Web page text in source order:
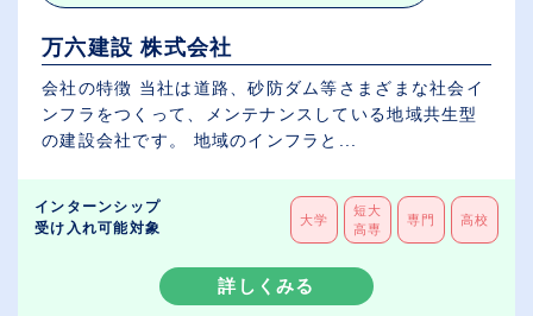
万六建設 株式会社
会社の特徴 当社は道路、砂防ダム等さまざまな社会イ
ンフラをつくって、メンテナンスしている地域共生型
の建設会社です。 地域のインフラと...
インターンシップ
受け入れ可能対象
大学
短大
高専
専門 高校
詳しくみる